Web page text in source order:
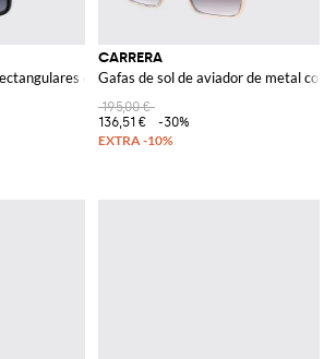
de acetato con doble puente
CARRERA
Gafas de sol de aviador de metal con
195,00 €
136,51 €
-30%